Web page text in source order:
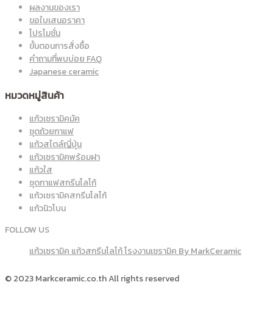
ผลงานของเรา
ขอใบเสนอราคา
โปรโมชั่น
ขั้นตอนการสั่งซื้อ
คำถามที่พบบ่อย FAQ
Japanese ceramic
หมวดหมู่สินค้า
แก้วเซรามิคมัค
ชุดถ้วยกาแฟ
แก้วสไตล์ญี่ปุ่น
แก้วเซรามิคพร้อมฝา
แก้วใส
ชุดกาแฟสกรีนโลโก้
แก้วเซรามิคสกรีนโลโก้
แก้วนิวโบน
FOLLOW US
แก้วเซรามิค แก้วสกรีนโลโก้ โรงงานเซรามิค By MarkCeramic
© 2023 Markceramic.co.th All rights reserved